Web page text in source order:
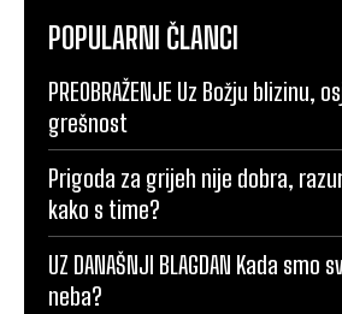
POPULARNI ČLANCI
PREOBRAŽENJE Uz Božju blizinu,
grešnost
Prigoda za grijeh nije dobra,
kako s time?
UZ DANAŠNJI BLAGDAN Kada
neba?